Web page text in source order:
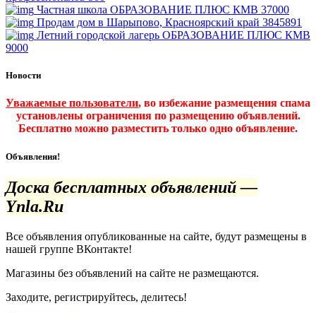
Частная школа ОБРАЗОВАНИЕ ПЛЮС КМВ 37000
Продам дом в Шарыпово, Красноярский край 3845891
Летний городской лагерь ОБРАЗОВАНИЕ ПЛЮС КМВ
9000
Новости
Уважаемые пользователи, во избежание размещения спама
установлены ограничения по размещению объявлений.
Бесплатно можно разместить только одно объявление.
Объявления!
Доска бесплатных объявлений —
Ynla.Ru
Все объявления опубликованные на сайте, будут размещены в
нашей группе ВКонтакте!
Магазины без объявлений на сайте не размещаются.
Заходите, регистрируйтесь, делитесь!